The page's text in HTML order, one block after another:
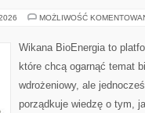
MOŻLIWOŚĆ
Wikana BioEnergia to
które chcą ogarnąć temat
wdrożeniowy, ale
porządkuje wiedzę o tym,